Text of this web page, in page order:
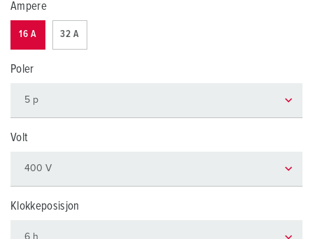
Ampere
16 A 32 A
Poler
Volt
Klokkeposisjon